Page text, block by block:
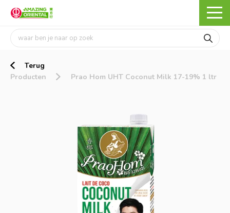
Terug
Producten
Prao Hom UHT Coconut Milk 17-19% 1 ltr